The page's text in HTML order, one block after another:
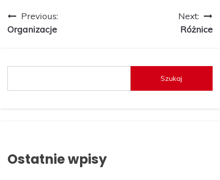
Nawigacja
wpisu
Previous:
Organizacje
Next:
Różnice
Szukaj
Ostatnie wpisy